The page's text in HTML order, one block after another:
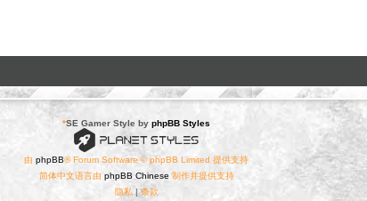
*SE Gamer Style by phpBB Styles
由 phpBB® Forum Software © phpBB Limited 提供支持
简体中文语言由 phpBB Chinese 制作并提供支持
隐私 |条款